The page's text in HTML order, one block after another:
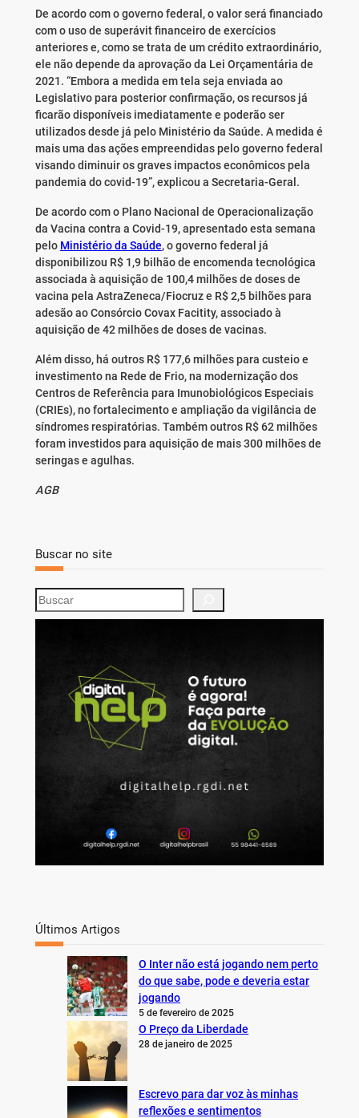
De acordo com o governo federal, o valor será financiado
com o uso de superávit financeiro de exercícios
anteriores e, como se trata de um crédito extraordinário,
ele não depende da aprovação da Lei Orçamentária de
2021. “Embora a medida em tela seja enviada ao
Legislativo para posterior confirmação, os recursos já
ficarão disponíveis imediatamente e poderão ser
utilizados desde já pelo Ministério da Saúde. A medida é
mais uma das ações empreendidas pelo governo federal
visando diminuir os graves impactos econômicos pela
pandemia do covid-19”, explicou a Secretaria-Geral.
De acordo com o Plano Nacional de Operacionalização
da Vacina contra a Covid-19, apresentado esta semana
pelo Ministério da Saúde, o governo federal já
disponibilizou R$ 1,9 bilhão de encomenda tecnológica
associada à aquisição de 100,4 milhões de doses de
vacina pela AstraZeneca/Fiocruz e R$ 2,5 bilhões para
adesão ao Consórcio Covax Facitity, associado à
aquisição de 42 milhões de doses de vacinas.
Além disso, há outros R$ 177,6 milhões para custeio e
investimento na Rede de Frio, na modernização dos
Centros de Referência para Imunobiológicos Especiais
(CRIEs), no fortalecimento e ampliação da vigilância de
síndromes respiratórias. Também outros R$ 62 milhões
foram investidos para aquisição de mais 300 milhões de
seringas e agulhas.
AGB
Buscar no site
S
e
Últimos Artigos
O Inter não está jogando nem perto
do que sabe, pode e deveria estar
jogando
5 de fevereiro de 2025
O Preço da Liberdade
28 de janeiro de 2025
Escrevo para dar voz às minhas
reflexões e sentimentos